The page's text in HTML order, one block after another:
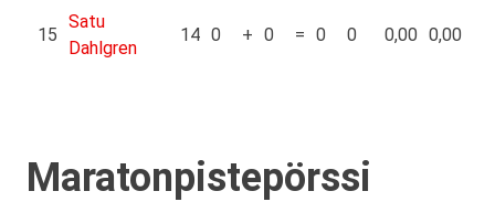
15
Satu
Dahlgren
14 0 + 0 = 0 0 0,00 0,00
Maratonpistepörssi